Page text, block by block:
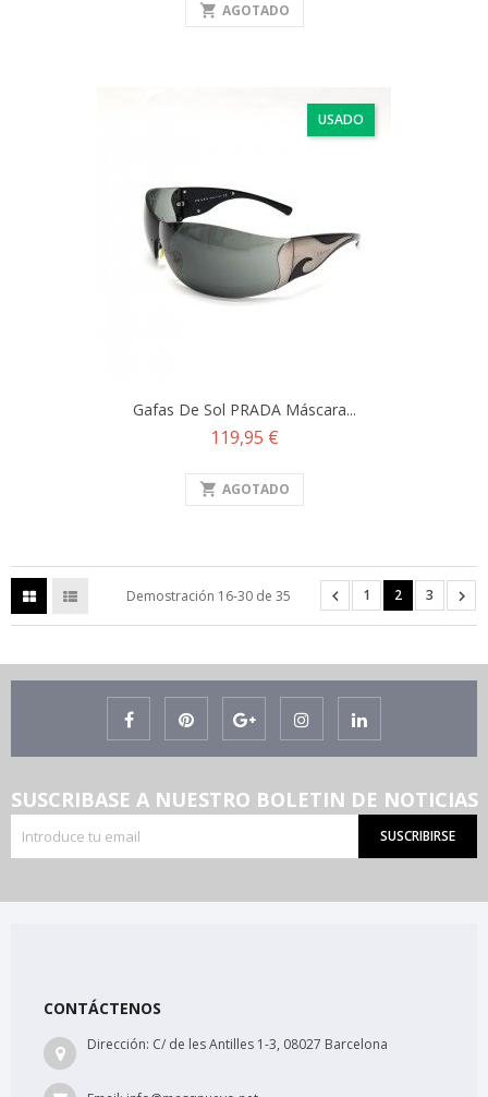
shopping_cart AGOTADO
USADO
Gafas De Sol PRADA Máscara...
Precio
119,95 €
shopping_cart AGOTADO
Demostración 16-30 de 35  1 2 3 
SUSCRIBASE A NUESTRO BOLETIN DE NOTICIAS
SUSCRIBIRSE
CONTÁCTENOS
Dirección: C/ de les Antilles 1-3, 08027 Barcelona